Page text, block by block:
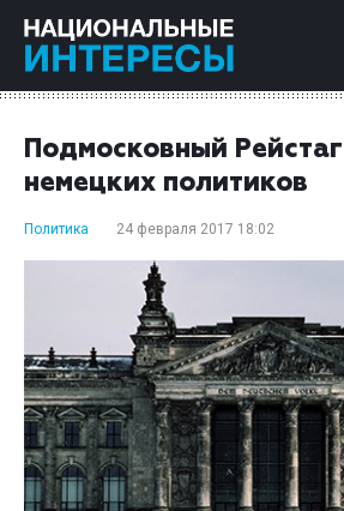
Подмосковный
немецких политиков
Политика 24 февраля 2017 18:02